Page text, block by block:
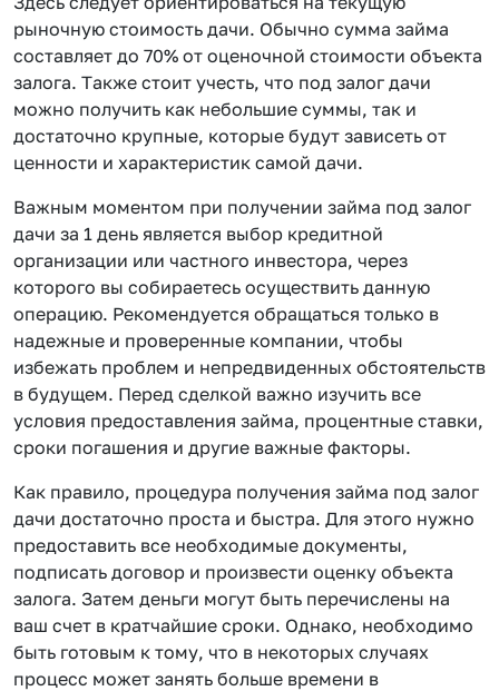
рыночную стоимость дачи. Обычно сумма займа
составляет до 70% от оценочной стоимости объекта
залога. Также стоит учесть, что под залог дачи
можно получить как небольшие суммы, так и
достаточно крупные, которые будут зависеть от
ценности и характеристик самой дачи.
Важным моментом при получении займа под залог
дачи за 1 день является выбор кредитной
организации или частного инвестора, через
которого вы собираетесь осуществить данную
операцию. Рекомендуется обращаться только в
надежные и проверенные компании, чтобы
избежать проблем и непредвиденных обстоятельств
в будущем. Перед сделкой важно изучить все
условия предоставления займа, процентные ставки,
сроки погашения и другие важные факторы.
Как правило, процедура получения займа под залог
дачи достаточно проста и быстра. Для этого нужно
предоставить все необходимые документы,
подписать договор и произвести оценку объекта
залога. Затем деньги могут быть перечислены на
ваш счет в кратчайшие сроки. Однако, необходимо
быть готовым к тому, что в некоторых случаях
процесс может занять больше времени в